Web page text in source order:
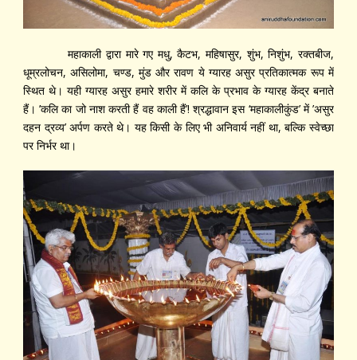
महाकाली द्वारा मारे गए मधु, कैटभ, महिषासुर, शुंभ, निशुंभ, रक्तबीज,
धूम्रलोचन, असिलोमा, चण्ड, मुंड और रावण ये ग्यारह असुर प्रतिकात्मक रूप में
स्थित थे। यही ग्यारह असुर हमारे शरीर में कलि के प्रभाव के ग्यारह केंद्र बनाते
हैं। ’कलि का जो नाश करती हैं वह काली हैं’! श्रद्धावान इस ‘महाकालीकुंड’ में ’असुर
दहन द्रव्य’ अर्पण करते थे। यह किसी के लिए भी अनिवार्य नहीं था, बल्कि स्वेच्छा
पर निर्भर था।